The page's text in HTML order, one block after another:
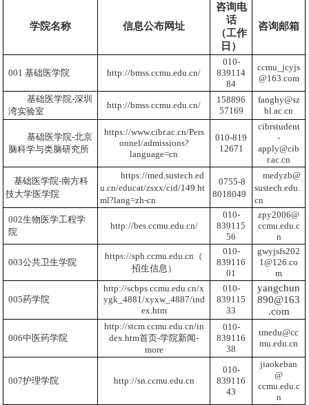
学院名称 信息公布网址
咨询电
话
（工作
日）
咨询邮箱
001 基础医学院 http://bmss.ccmu.edu.cn/
010-
839114
84
ccmu_jcyjs
@163.com
基础医学院-深圳
湾实验室
http://bmss.ccmu.edu.cn/
158896
57169
fanghy@sz
bl.ac.cn
基础医学院-北京
脑科学与类脑研究所
https://www.cibr.ac.cn/Pers
onnel/admissions?
language=cn
010-819
12671
cibrstudent
-
apply@cib
r.ac.cn
基础医学院-南方科
技大学医学院
https://med.sustech.ed
u.cn/educat/zsxx/cid/149.ht
ml?lang=zh-cn
0755-8
8018049
medyzb@
sustech.edu.
cn
002生物医学工程学
院
http://bes.ccmu.edu.cn/
010-
839115
56
zpy2006@
ccmu.edu.c
n
003公共卫生学院
https://sph.ccmu.edu.cn （
招生信息）
010-
839116
01
gwyjsfs202
1@126.co
m
005药学院
http://scbps.ccmu.edu.cn/x
ygk_4881/xyxw_4887/ind
ex.htm
010-
839115
33
yangchun
890@163
.com
006中医药学院
http://stcm.ccmu.edu.cn/in
dex.htm首页-学院新闻-
more
010-
839116
38
tmedu@cc
mu.edu.cn
007护理学院 http://sn.ccmu.edu.cn
010-
839116
43
jiaokeban
@
ccmu.edu.c
n